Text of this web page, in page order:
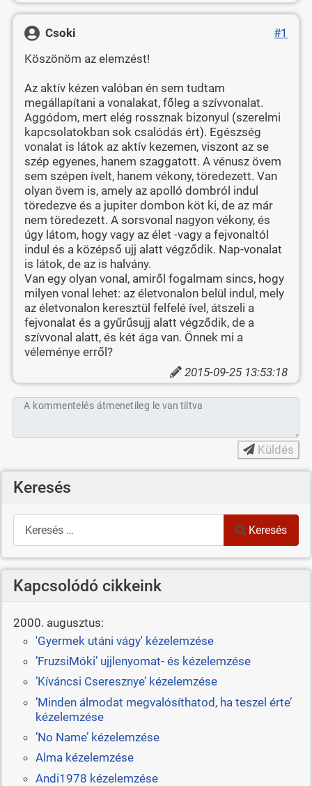
Csoki
#1
Köszönöm az elemzést!
Az aktív kézen valóban én sem tudtam
megállapítani a vonalakat, főleg a szívvonalat.
Aggódom, mert elég rossznak bizonyul (szerelmi
kapcsolatokban sok csalódás ért). Egészség
vonalat is látok az aktív kezemen, viszont az se
szép egyenes, hanem szaggatott. A vénusz övem
sem szépen ívelt, hanem vékony, töredezett. Van
olyan övem is, amely az apolló dombról indul
töredezve és a jupiter dombon köt ki, de az már
nem töredezett. A sorsvonal nagyon vékony, és
úgy látom, hogy vagy az élet -vagy a fejvonaltól
indul és a középső ujj alatt végződik. Nap-vonalat
is látok, de az is halvány.
Van egy olyan vonal, amiről fogalmam sincs, hogy
milyen vonal lehet: az életvonalon belül indul, mely
az életvonalon keresztül felfelé ível, átszeli a
fejvonalat és a gyűrűsujj alatt végződik, de a
szívvonal alatt, és két ága van. Önnek mi a
véleménye erről?
2015-09-25 13:53:18
A kommentelés átmenetileg le van tiltva
Küldés
Keresés
Keresés
Keresés
Kapcsolódó cikkeink
2000. augusztus:
'Gyermek utáni vágy' kézelemzése
’FruzsiMóki’ ujjlenyomat- és kézelemzése
’Kíváncsi Cseresznye’ kézelemzése
’Minden álmodat megvalósíthatod, ha teszel érte’
kézelemzése
’No Name’ kézelemzése
Alma kézelemzése
Andi1978 kézelemzése